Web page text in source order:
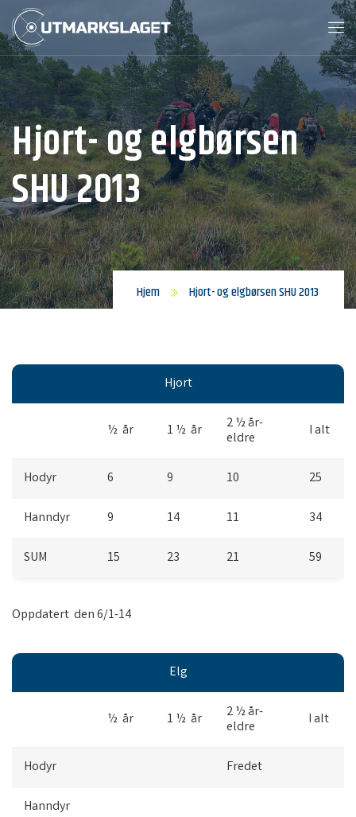
Hjort- og elgbørsen
SHU 2013
Hjem Hjort- og elgbørsen SHU 2013
Hjort
½ år 1 ½ år
2 ½ år-
eldre
I alt
Hodyr 6 9 10 25
Hanndyr 9 14 11 34
SUM 15 23 21 59
Oppdatert den 6/1-14
Elg
½ år 1 ½ år
2 ½ år-
eldre
I alt
Hodyr Fredet
Hanndyr